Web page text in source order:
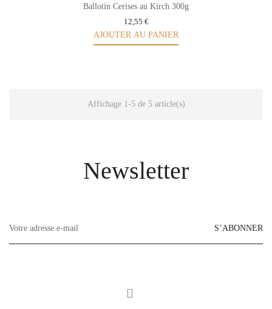
Ballotin Cerises au Kirch 300g
12,55 €
AJOUTER AU PANIER
Affichage 1-5 de 5 article(s)
Newsletter
S’ABONNER